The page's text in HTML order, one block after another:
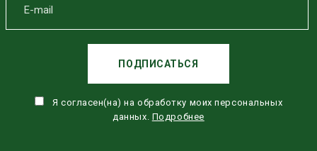
Я согласен(на) на обработку моих персональных
данных. Подробнее
ПОДПИСАТЬСЯ